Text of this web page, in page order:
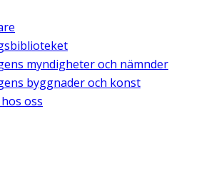
myndigheter och nämnder
byggnader och konst
oss